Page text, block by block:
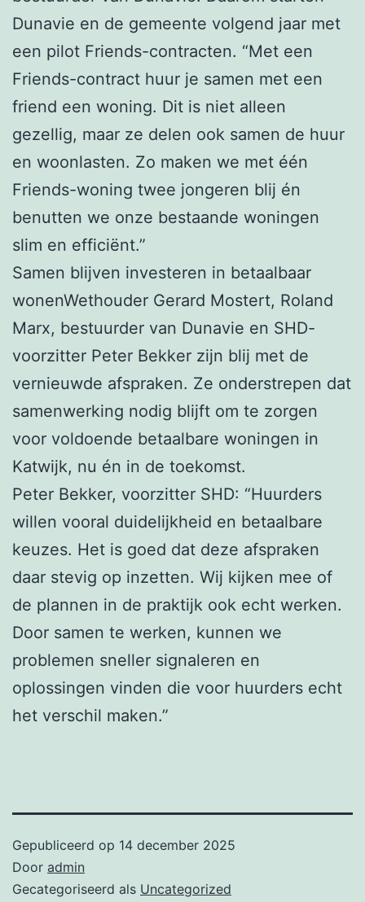
Dunavie en de gemeente volgend jaar met
een pilot Friends-contracten. “Met een
Friends-contract huur je samen met een
friend een woning. Dit is niet alleen
gezellig, maar ze delen ook samen de huur
en woonlasten. Zo maken we met één
Friends-woning twee jongeren blij én
benutten we onze bestaande woningen
slim en efficiënt.”
Samen blijven investeren in betaalbaar
wonenWethouder Gerard Mostert, Roland
Marx, bestuurder van Dunavie en SHD-
voorzitter Peter Bekker zijn blij met de
vernieuwde afspraken. Ze onderstrepen dat
samenwerking nodig blijft om te zorgen
voor voldoende betaalbare woningen in
Katwijk, nu én in de toekomst.
Peter Bekker, voorzitter SHD: “Huurders
willen vooral duidelijkheid en betaalbare
keuzes. Het is goed dat deze afspraken
daar stevig op inzetten. Wij kijken mee of
de plannen in de praktijk ook echt werken.
Door samen te werken, kunnen we
problemen sneller signaleren en
oplossingen vinden die voor huurders echt
het verschil maken.”
Gepubliceerd op 14 december 2025
Door admin
Gecategoriseerd als Uncategorized